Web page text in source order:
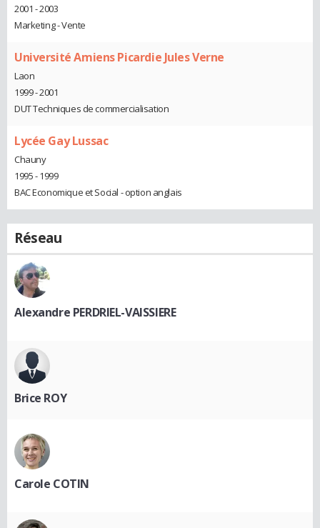
2001 - 2003
Marketing - Vente
Université Amiens Picardie Jules Verne
Laon
1999 - 2001
DUT Techniques de commercialisation
Lycée Gay Lussac
Chauny
1995 - 1999
BAC Economique et Social - option anglais
Réseau
Alexandre PERDRIEL-VAISSIERE
Brice ROY
Carole COTIN